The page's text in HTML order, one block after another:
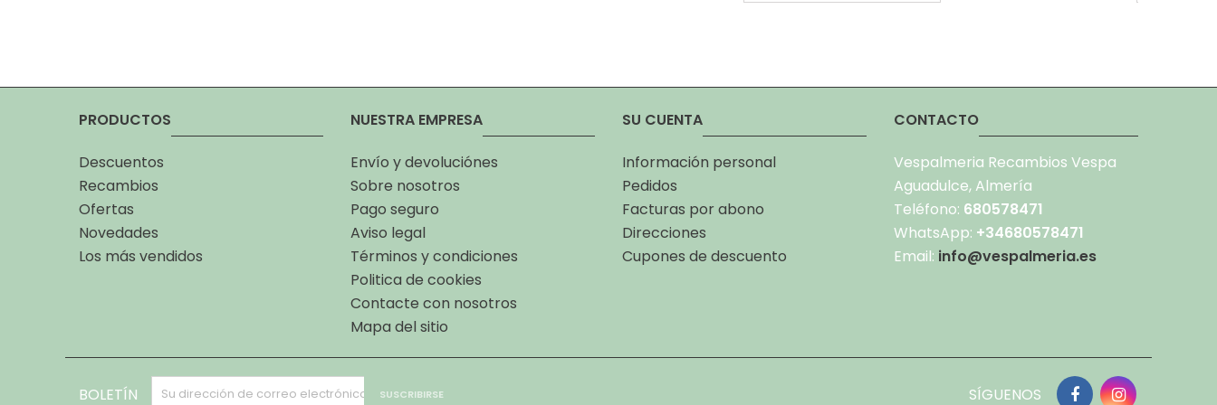
PRODUCTOS
Descuentos
Recambios
Ofertas
Novedades
Los más vendidos
NUESTRA EMPRESA
Envío y devoluciónes
Sobre nosotros
Pago seguro
Aviso legal
Términos y condiciones
Politica de cookies
Contacte con nosotros
Mapa del sitio
SU CUENTA
Información personal
Pedidos
Facturas por abono
Direcciones
Cupones de descuento
CONTACTO
Vespalmeria Recambios Vespa
Aguadulce, Almería
Teléfono: 680578471
WhatsApp: +34680578471
Email: info@vespalmeria.es
BOLETÍN SÍGUENOS